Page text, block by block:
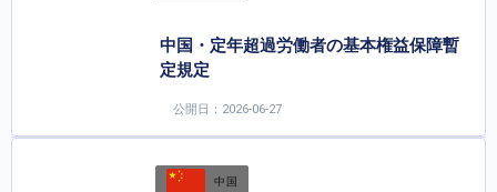
中国・定年超過労働者の基本権益保障暫
定規定
公開日：2026-06-27
中国